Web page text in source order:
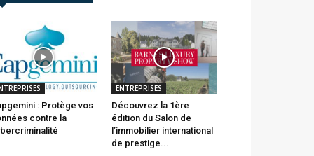
: Protège vos
contre la
ENTREPRISES
Découvrez la 1ère
édition du Salon de
l’immobilier international
de prestige...